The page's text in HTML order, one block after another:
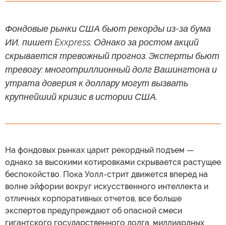
Фондовые рынки США бьют рекорды из-за бума
ИИ, пишет Exxpress. Однако за ростом акций
скрывается тревожный прогноз. Эксперты бьют
тревогу: многотриллионный долг Вашингтона и
утрата доверия к доллару могут вызвать
крупнейший кризис в истории США.
На фондовых рынках царит рекордный подъем —
однако за высокими котировками скрывается растущее
беспокойство. Пока Уолл-стрит движется вперед на
волне эйфории вокруг искусственного интеллекта и
отличных корпоративных отчетов, все больше
экспертов предупреждают об опасной смеси
гигантского государственного долга, миллиардных